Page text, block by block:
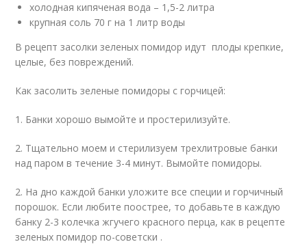
холодная кипяченая вода – 1,5-2 литра
крупная соль 70 г на 1 литр воды
В рецепт засолки зеленых помидор идут плоды крепкие,
целые, без повреждений.
Как засолить зеленые помидоры с горчицей:
1. Банки хорошо вымойте и простерилизуйте.
2. Тщательно моем и стерилизуем трехлитровые банки
над паром в течение 3-4 минут. Вымойте помидоры.
2. На дно каждой банки уложите все специи и горчичный
порошок. Если любите поострее, то добавьте в каждую
банку 2-3 колечка жгучего красного перца, как в рецепте
зеленых помидор по-советски .